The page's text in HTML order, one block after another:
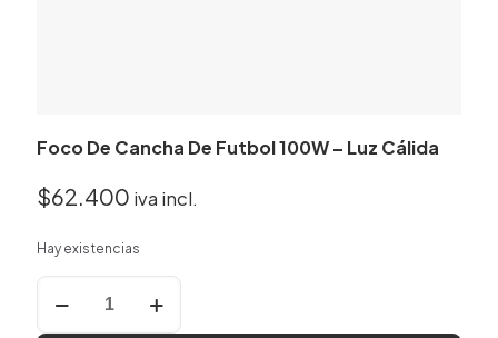
Foco De Cancha De Futbol 100W – Luz Cálida
$62.400 iva incl.
Hay existencias
Foco
Cancha